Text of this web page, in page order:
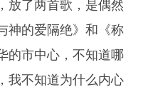
放了两首歌，是偶然
神的爱隔绝》和《称
的市中心，不知道哪
我不知道为什么内心